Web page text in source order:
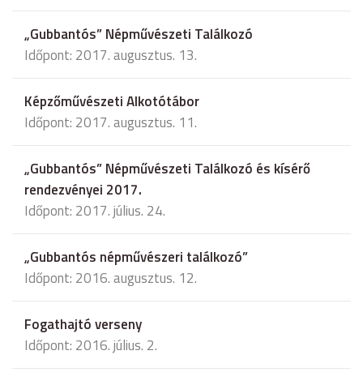
„Gubbantós” Népművészeti Találkozó
Időpont: 2017. augusztus. 13.
Képzőművészeti Alkotótábor
Időpont: 2017. augusztus. 11.
„Gubbantós” Népművészeti Találkozó és kísérő
rendezvényei 2017.
Időpont: 2017. július. 24.
„Gubbantós népművészeri találkozó”
Időpont: 2016. augusztus. 12.
Fogathajtó verseny
Időpont: 2016. július. 2.